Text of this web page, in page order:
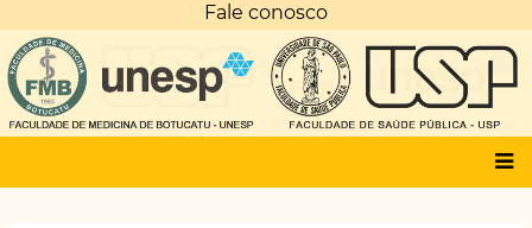
Fale conosco